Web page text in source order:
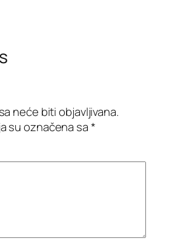
neće biti objavljivana.
su označena sa*